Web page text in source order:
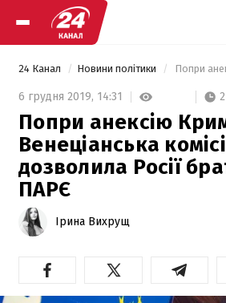
24 Канал Новини політики
6 грудня 2019, 14:31
Попри анексію
Венеціанська
дозволила Росії
ПАРЄ
Ірина Вихрущ